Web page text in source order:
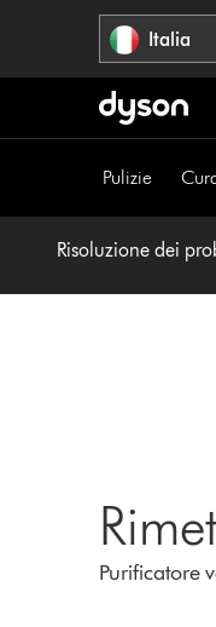
Italia
Pulizie
Risoluzione dei
Purificatore